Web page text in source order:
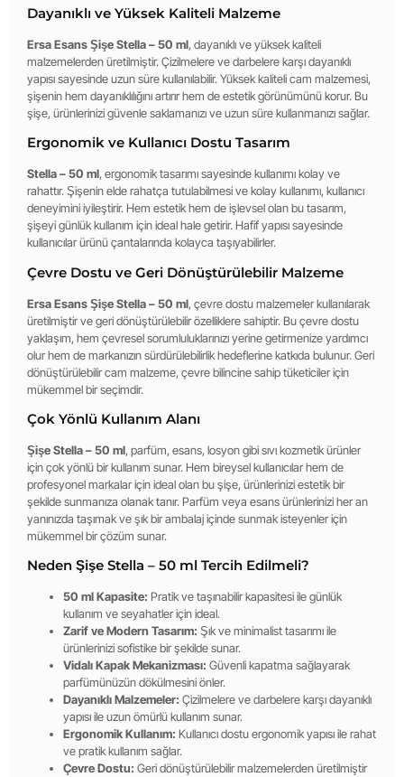
Dayanıklı ve Yüksek Kaliteli Malzeme
Ersa Esans Şişe Stella – 50 ml, dayanıklı ve yüksek kaliteli
malzemelerden üretilmiştir. Çizilmelere ve darbelere karşı dayanıklı
yapısı sayesinde uzun süre kullanılabilir. Yüksek kaliteli cam malzemesi,
şişenin hem dayanıklılığını artırır hem de estetik görünümünü korur. Bu
şişe, ürünlerinizi güvenle saklamanızı ve uzun süre kullanmanızı sağlar.
Ergonomik ve Kullanıcı Dostu Tasarım
Stella – 50 ml, ergonomik tasarımı sayesinde kullanımı kolay ve
rahattır. Şişenin elde rahatça tutulabilmesi ve kolay kullanımı, kullanıcı
deneyimini iyileştirir. Hem estetik hem de işlevsel olan bu tasarım,
şişeyi günlük kullanım için ideal hale getirir. Hafif yapısı sayesinde
kullanıcılar ürünü çantalarında kolayca taşıyabilirler.
Çevre Dostu ve Geri Dönüştürülebilir Malzeme
Ersa Esans Şişe Stella – 50 ml, çevre dostu malzemeler kullanılarak
üretilmiştir ve geri dönüştürülebilir özelliklere sahiptir. Bu çevre dostu
yaklaşım, hem çevresel sorumluluklarınızı yerine getirmenize yardımcı
olur hem de markanızın sürdürülebilirlik hedeflerine katkıda bulunur. Geri
dönüştürülebilir cam malzeme, çevre bilincine sahip tüketiciler için
mükemmel bir seçimdir.
Çok Yönlü Kullanım Alanı
Şişe Stella – 50 ml, parfüm, esans, losyon gibi sıvı kozmetik ürünler
için çok yönlü bir kullanım sunar. Hem bireysel kullanıcılar hem de
profesyonel markalar için ideal olan bu şişe, ürünlerinizi estetik bir
şekilde sunmanıza olanak tanır. Parfüm veya esans ürünlerinizi her an
yanınızda taşımak ve şık bir ambalaj içinde sunmak isteyenler için
mükemmel bir çözüm sunar.
Neden Şişe Stella – 50 ml Tercih Edilmeli?
50 ml Kapasite: Pratik ve taşınabilir kapasitesi ile günlük
kullanım ve seyahatler için ideal.
Zarif ve Modern Tasarım: Şık ve minimalist tasarımı ile
ürünlerinizi sofistike bir şekilde sunar.
Vidalı Kapak Mekanizması: Güvenli kapatma sağlayarak
parfümünüzün dökülmesini önler.
Dayanıklı Malzemeler: Çizilmelere ve darbelere karşı dayanıklı
yapısı ile uzun ömürlü kullanım sunar.
Ergonomik Kullanım: Kullanıcı dostu ergonomik yapısı ile rahat
ve pratik kullanım sağlar.
Çevre Dostu: Geri dönüştürülebilir malzemelerden üretilmiştir